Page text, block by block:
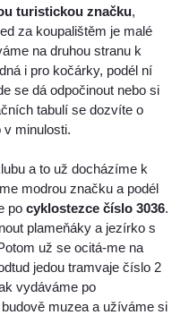
turistickou značku,
za koupalištěm je malé
na druhou stranu k
i pro kočárky, podél ní
se dá odpočinout nebo si
tabulí se dozvíte o
v minulosti.
a to už docházíme k
modrou značku a podél
pocyklostezce číslo 3036.
plameňáky a jezírko s
už se ocitá-me na
jedou tramvaje číslo 2
vydáváme po
muzea a užíváme si